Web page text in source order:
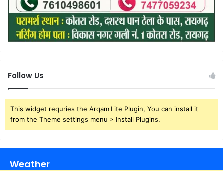
Follow Us
This widget requries the Arqam Lite Plugin, You can install it
from the Theme settings menu > Install Plugins.
Weather